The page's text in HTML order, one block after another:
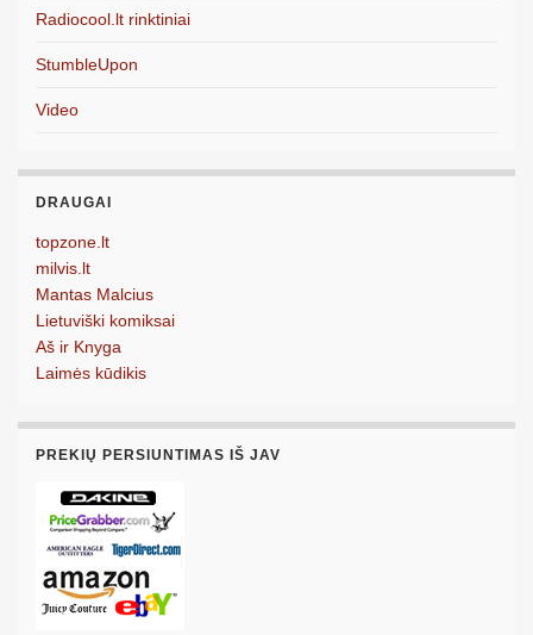
Radiocool.lt rinktiniai
StumbleUpon
Video
DRAUGAI
topzone.lt
milvis.lt
Mantas Malcius
Lietuviški komiksai
Aš ir Knyga
Laimės kūdikis
PREKIŲ PERSIUNTIMAS IŠ JAV